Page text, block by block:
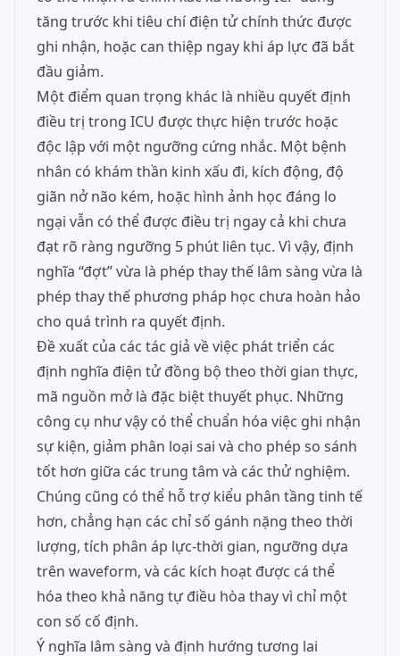
tăng trước khi tiêu chí điện tử chính thức được
ghi nhận, hoặc can thiệp ngay khi áp lực đã bắt
đầu giảm.
Một điểm quan trọng khác là nhiều quyết định
điều trị trong ICU được thực hiện trước hoặc
độc lập với một ngưỡng cứng nhắc. Một bệnh
nhân có khám thần kinh xấu đi, kích động, độ
giãn nở não kém, hoặc hình ảnh học đáng lo
ngại vẫn có thể được điều trị ngay cả khi chưa
đạt rõ ràng ngưỡng 5 phút liên tục. Vì vậy, định
nghĩa “đợt” vừa là phép thay thế lâm sàng vừa là
phép thay thế phương pháp học chưa hoàn hảo
cho quá trình ra quyết định.
Đề xuất của các tác giả về việc phát triển các
định nghĩa điện tử đồng bộ theo thời gian thực,
mã nguồn mở là đặc biệt thuyết phục. Những
công cụ như vậy có thể chuẩn hóa việc ghi nhận
sự kiện, giảm phân loại sai và cho phép so sánh
tốt hơn giữa các trung tâm và các thử nghiệm.
Chúng cũng có thể hỗ trợ kiểu phân tầng tinh tế
hơn, chẳng hạn các chỉ số gánh nặng theo thời
lượng, tích phân áp lực-thời gian, ngưỡng dựa
trên waveform, và các kích hoạt được cá thể
hóa theo khả năng tự điều hòa thay vì chỉ một
con số cố định.
Ý nghĩa lâm sàng và định hướng tương lai